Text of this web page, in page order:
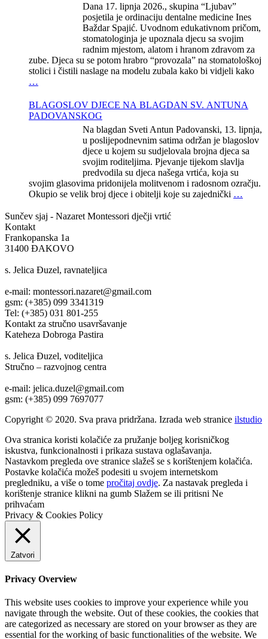
Dana 17. lipnja 2026., skupina “Ljubav”
posjetila je ordinaciju dentalne medicine Ines
Baždar Spajić. Uvodnom edukativnom pričom,
stomatologinja je upoznala djecu sa svojim
radnim mjestom, alatom i hranom zdravom za
zube. Djeca su se potom hrabro “provozala” na stomatološkoj
stolici i čistili naslage na modelu zubala kako bi vidjeli kako
…
BLAGOSLOV DJECE NA BLAGDAN SV. ANTUNA
PADOVANSKOG
Na blagdan Sveti Antun Padovanski, 13. lipnja,
u poslijepodnevnim satima održan je blagoslov
djece u kojem su sudjelovala brojna djeca sa
svojim roditeljima. Pjevanje tijekom slavlja
predvodila su djeca našega vrtića, koja su
svojim glasovima pridonijela molitvenom i radosnom ozračju.
Okupio se velik broj djece i obitelji koje su zajednički …
Sunčev sjaj - Nazaret Montessori dječji vrtić
Kontakt
Frankopanska 1a
31400 ĐAKOVO
s. Jelica Đuzel, ravnateljica
e-mail: montessori.nazaret@gmail.com
gsm: (+385) 099 3341319
Tel: (+385) 031 801-255
Kontakt za stručno usavršavanje
Kateheza Dobroga Pastira
s. Jelica Đuzel, voditeljica
Stručno – razvojnog centra
e-mail: jelica.duzel@gmail.com
gsm: (+385) 099 7697077
Copyright © 2020. Sva prava pridržana. Izrada web stranice ilstudio
Ova stranica koristi kolačiće za pružanje boljeg korisničkog
iskustva, funkcionalnosti i prikaza sustava oglašavanja.
Nastavkom pregleda ove stranice slažeš se s korištenjem kolačića.
Postavke kolačića možeš podesiti u svojem internetskom
pregledniku, a više o tome pročitaj ovdje. Za nastavak pregleda i
korištenje stranice klikni na gumb Slažem se ili pritisni Ne
prihvaćam
Privacy & Cookies Policy
Zatvori
Privacy Overview
This website uses cookies to improve your experience while you
navigate through the website. Out of these cookies, the cookies that
are categorized as necessary are stored on your browser as they are
essential for the working of basic functionalities of the website. We